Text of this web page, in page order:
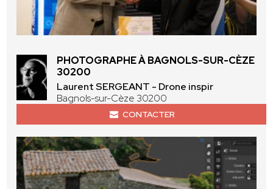
PHOTOGRAPHE À BAGNOLS-SUR-CÈZE
30200
Laurent SERGEANT - Drone inspir
Bagnols-sur-Cèze 30200
CONTACTER